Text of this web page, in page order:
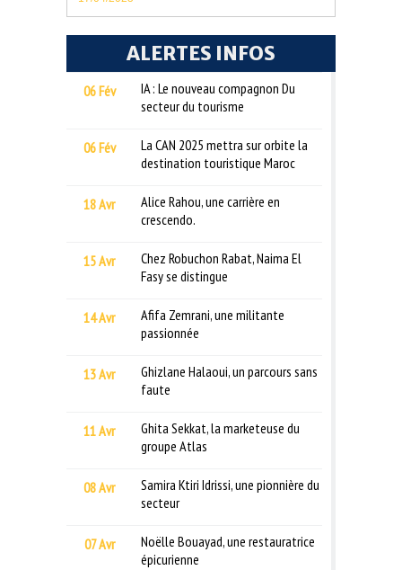
ALERTES INFOS
06 Fév
IA : Le nouveau compagnon Du
secteur du tourisme
06 Fév
La CAN 2025 mettra sur orbite la
destination touristique Maroc
18 Avr
Alice Rahou, une carrière en
crescendo.
15 Avr
Chez Robuchon Rabat, Naima El
Fasy se distingue
14 Avr
Afifa Zemrani, une militante
passionnée
13 Avr
Ghizlane Halaoui, un parcours sans
faute
11 Avr
Ghita Sekkat, la marketeuse du
groupe Atlas
08 Avr
Samira Ktiri Idrissi, une pionnière du
secteur
07 Avr
Noëlle Bouayad, une restauratrice
épicurienne